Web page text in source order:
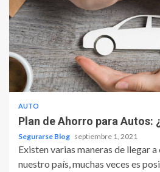
AUTO
Plan de Ahorro para Autos:
Segurarse Blog septiembre 1, 2021
Existen varias maneras de llegar
nuestro país, muchas veces es